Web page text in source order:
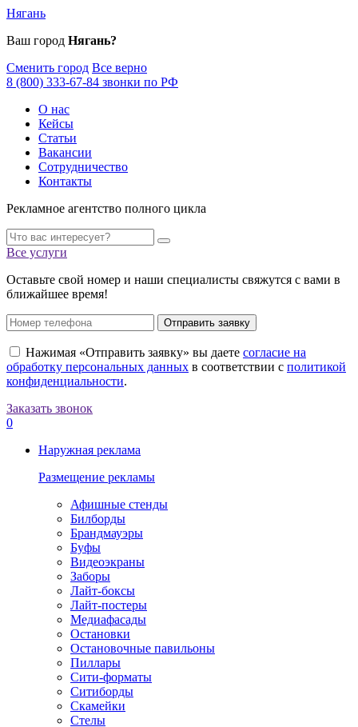
Нягань
Ваш город Нягань?
Сменить город Все верно
8 (800) 333-67-84 звонки по РФ
О нас
Кейсы
Статьи
Вакансии
Сотрудничество
Контакты
Рекламное агентство полного цикла
Все услуги
Оставьте свой номер и наши специалисты свяжутся с вами в
ближайшее время!
Отправить заявку
Нажимая «Отправить заявку» вы даете согласие на
обработку персональных данных в соответствии с политикой
конфиденциальности.
Заказать звонок
0
Наружная реклама
Размещение рекламы
Афишные стенды
Билборды
Брандмауэры
Буфы
Видеоэкраны
Заборы
Лайт-боксы
Лайт-постеры
Медиафасады
Остановки
Остановочные павильоны
Пиллары
Сити-форматы
Ситиборды
Скамейки
Стелы